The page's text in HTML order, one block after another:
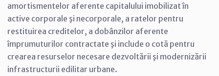
amortismentelor aferente capitalului imobilizat în
active corporale şi necorporale, a ratelor pentru
restituirea creditelor, a dobânzilor aferente
împrumuturilor contractate şi include o cotă pentru
crearea resurselor necesare dezvoltării şi modernizării
infrastructurii edilitar urbane.